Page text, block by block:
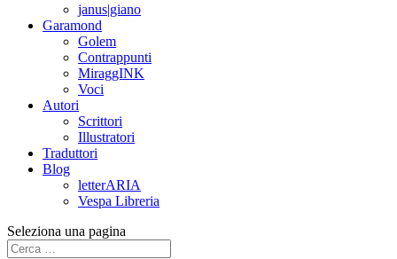
janus|giano
Garamond
Golem
Contrappunti
MiraggINK
Voci
Autori
Scrittori
Illustratori
Traduttori
Blog
letterARIA
Vespa Libreria
Seleziona una pagina